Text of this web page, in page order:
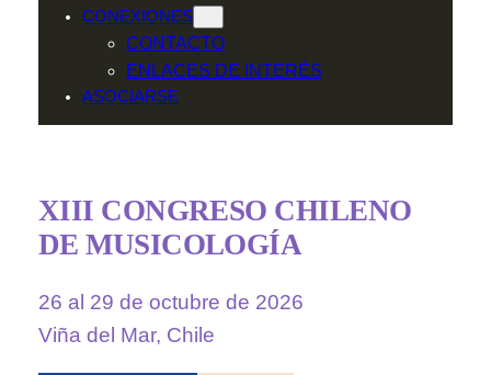
CONEXIONES
CONTACTO
ENLACES DE INTERÉS
ASOCIARSE
XIII CONGRESO CHILENO
DE MUSICOLOGÍA
26 al 29 de octubre de 2026
Viña del Mar, Chile